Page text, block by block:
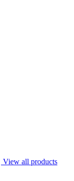
View all products